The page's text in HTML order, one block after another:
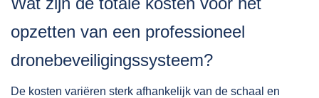
opzetten van een professioneel
dronebeveiligingssysteem?
De kosten variëren sterk afhankelijk van de schaal en